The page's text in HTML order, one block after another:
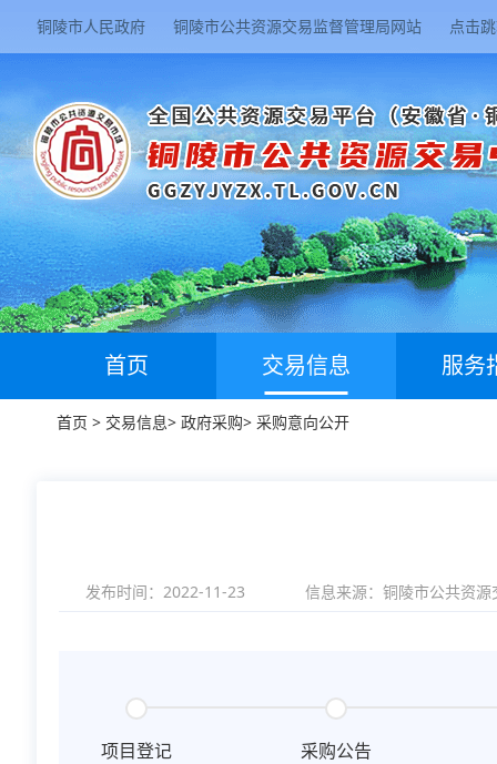
铜陵市人民政府 铜陵市公共资源交易监督管理局网站 点击
首页 交易信息 服务
首页 > 交易信息> 政府采购> 采购意向公开
发布时间：2022-11-23 信息来源： 铜陵市公共资源
项目登记 采购公告